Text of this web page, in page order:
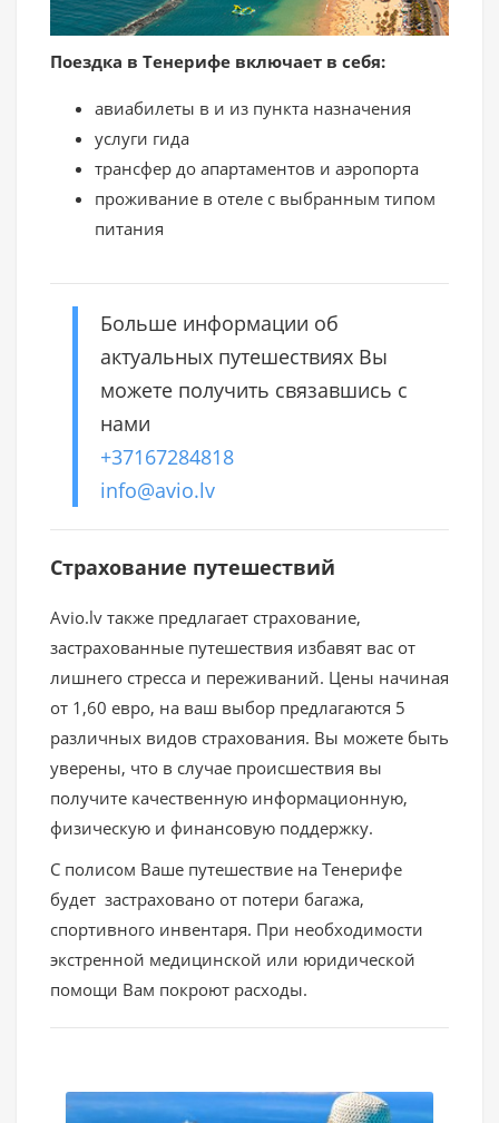
Поездка в Тенерифе включает в себя:
авиабилеты в и из пункта назначения
услуги гида
трансфер до апартаментов и аэропорта
проживание в отеле с выбранным типом
питания
Больше информации об
актуальных путешествиях Вы
можете получить связавшись с
нами
+37167284818
info@avio.lv
Страхование путешествий
Avio.lv также предлагает страхование,
застрахованные путешествия избавят вас от
лишнего стресса и переживаний. Цены начиная
от 1,60 евро, на ваш выбор предлагаются 5
различных видов страхования. Вы можете быть
уверены, что в случае происшествия вы
получите качественную информационную,
физическую и финансовую поддержку.
С полисом Ваше путешествие на Тенерифе
будет застраховано от потери багажа,
спортивного инвентаря. При необходимости
экстренной медицинской или юридической
помощи Вам покроют расходы.